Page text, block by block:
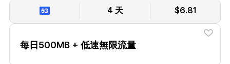
4 天 $6.81
每日500MB + 低速無限流量